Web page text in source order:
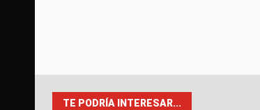
TE PODRÍA INTERESAR...